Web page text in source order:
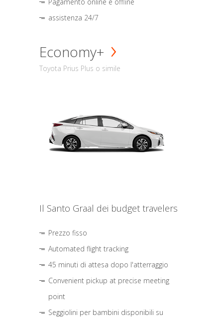
assistenza 24/7
Economy+
Toyota Prius Plus o simile
Il Santo Graal dei budget travelers
Prezzo fisso
Automated flight tracking
45 minuti di attesa dopo l'atterraggio
Convenient pickup at precise meeting
point
Seggiolini per bambini disponibili su